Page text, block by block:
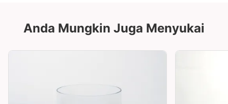
Anda Mungkin Juga Menyukai